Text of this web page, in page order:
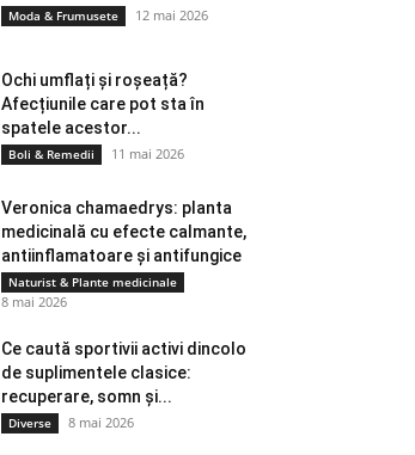
Moda & Frumusete 12 mai 2026
Ochi umflați și roșeață?
Afecțiunile care pot sta în
spatele acestor...
Boli & Remedii 11 mai 2026
Veronica chamaedrys: planta
medicinală cu efecte calmante,
antiinflamatoare și antifungice
Naturist & Plante medicinale
8 mai 2026
Ce caută sportivii activi dincolo
de suplimentele clasice:
recuperare, somn și...
Diverse 8 mai 2026